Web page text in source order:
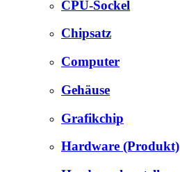
CPU-Sockel
Chipsatz
Computer
Gehäuse
Grafikchip
Hardware (Produkt)